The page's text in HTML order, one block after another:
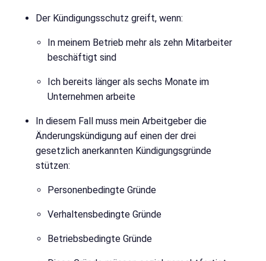
Der Kündigungsschutz greift, wenn:
In meinem Betrieb mehr als zehn Mitarbeiter
beschäftigt sind
Ich bereits länger als sechs Monate im
Unternehmen arbeite
In diesem Fall muss mein Arbeitgeber die
Änderungskündigung auf einen der drei
gesetzlich anerkannten Kündigungsgründe
stützen:
Personenbedingte Gründe
Verhaltensbedingte Gründe
Betriebsbedingte Gründe